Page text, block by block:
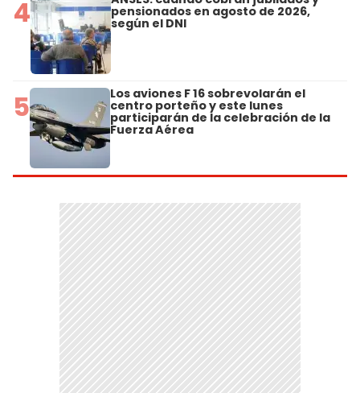
4 pensionados en agosto de 2026,
según el DNI
5 Los aviones F 16 sobrevolarán el
centro porteño y este lunes
participarán de la celebración de la
Fuerza Aérea